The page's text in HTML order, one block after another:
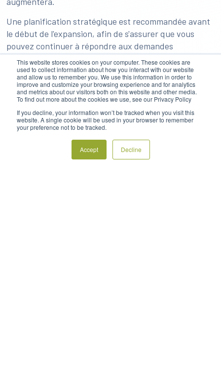
This website stores cookies on your computer. These cookies are
used to collect information about how you interact with our website
and allow us to remember you. We use this information in order to
improve and customize your browsing experience and for analytics
and metrics about our visitors both on this website and other media.
To find out more about the cookies we use, see our Privacy Policy
If you decline, your information won’t be tracked when you visit this
website. A single cookie will be used in your browser to remember
your preference not to be tracked.
Accept Decline
Une planification stratégique est recommandée avant
le début de l'expansion, afin de s'assurer que vous
pouvez continuer à répondre aux demandes
supplémentaires en adéquation avec l'installation
existante, qu'il y a de l'espace et un budget pour les
tours antigel supplémentaires que vous pourriez avoir
besoin d'installer, et que toutes les modifications des
5. Surveillance de vos
tours antigel